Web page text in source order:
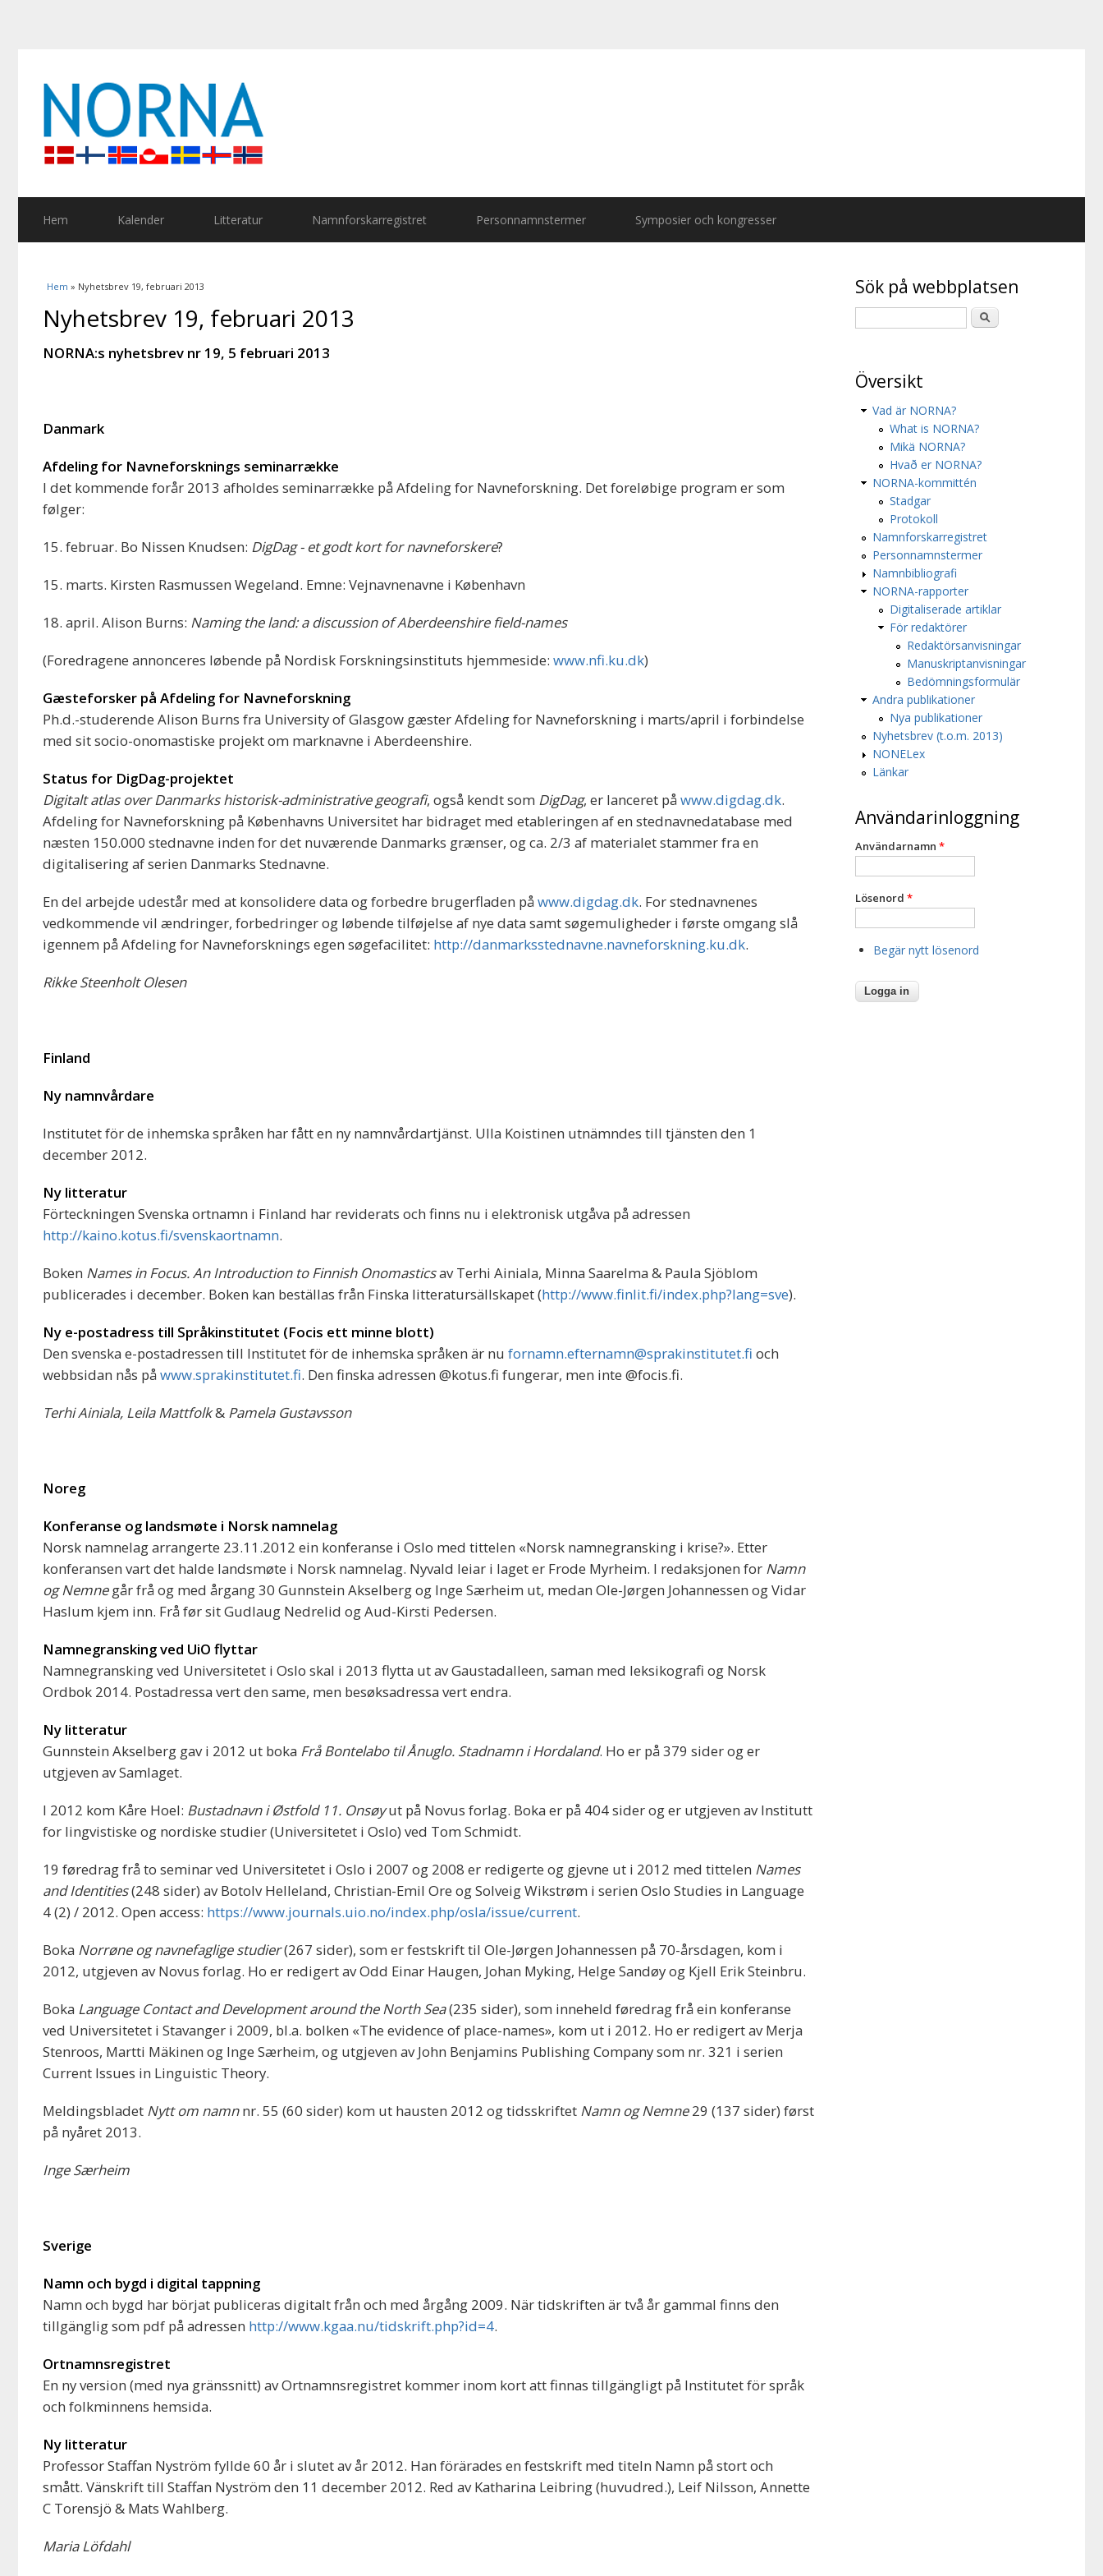
Hem Kalender Litteratur Namnforskarregistret Personnamnstermer Symposier och kongresser
Du är här
Hem » Nyhetsbrev 19, februari 2013
Nyhetsbrev 19, februari 2013
NORNA:s nyhetsbrev nr 19, 5 februari 2013
Danmark
Afdeling for Navneforsknings seminarrække
I det kommende forår 2013 afholdes seminarrække på Afdeling for Navneforskning. Det foreløbige program er som
følger:
15. februar. Bo Nissen Knudsen: DigDag - et godt kort for navneforskere?
15. marts. Kirsten Rasmussen Wegeland. Emne: Vejnavnenavne i København
18. april. Alison Burns: Naming the land: a discussion of Aberdeenshire field-names
(Foredragene annonceres løbende på Nordisk Forskningsinstituts hjemmeside: www.nfi.ku.dk)
Gæsteforsker på Afdeling for Navneforskning
Ph.d.-studerende Alison Burns fra University of Glasgow gæster Afdeling for Navneforskning i marts/april i forbindelse
med sit socio-onomastiske projekt om marknavne i Aberdeenshire.
Status for DigDag-projektet
Digitalt atlas over Danmarks historisk-administrative geografi, også kendt som DigDag, er lanceret på www.digdag.dk.
Afdeling for Navneforskning på Københavns Universitet har bidraget med etableringen af en stednavnedatabase med
næsten 150.000 stednavne inden for det nuværende Danmarks grænser, og ca. 2/3 af materialet stammer fra en
digitalisering af serien Danmarks Stednavne.
En del arbejde udestår med at konsolidere data og forbedre brugerfladen på www.digdag.dk. For stednavnenes
vedkommende vil ændringer, forbedringer og løbende tilføjelse af nye data samt søgemuligheder i første omgang slå
igennem på Afdeling for Navneforsknings egen søgefacilitet: http://danmarksstednavne.navneforskning.ku.dk.
Rikke Steenholt Olesen
Finland
Ny namnvårdare
Institutet för de inhemska språken har fått en ny namnvårdartjänst. Ulla Koistinen utnämndes till tjänsten den 1
december 2012.
Ny litteratur
Förteckningen Svenska ortnamn i Finland har reviderats och finns nu i elektronisk utgåva på adressen
http://kaino.kotus.fi/svenskaortnamn.
Boken Names in Focus. An Introduction to Finnish Onomasticsav Terhi Ainiala, Minna Saarelma & Paula Sjöblom
publicerades i december. Boken kan beställas från Finska litteratursällskapet (http://www.finlit.fi/index.php?lang=sve).
Ny e-postadress till Språkinstitutet (Focis ett minne blott)
Den svenska e-postadressen till Institutet för de inhemska språken är nu fornamn.efternamn@sprakinstitutet.fi och
webbsidan nås på www.sprakinstitutet.fi. Den finska adressen @kotus.fi fungerar, men inte @focis.fi.
Terhi Ainiala, Leila Mattfolk& Pamela Gustavsson
Noreg
Konferanse og landsmøte i Norsk namnelag
Norsk namnelag arrangerte 23.11.2012 ein konferanse i Oslo med tittelen «Norsk namnegransking i krise?». Etter
konferansen vart det halde landsmøte i Norsk namnelag. Nyvald leiar i laget er Frode Myrheim. I redaksjonen for Namn
og Nemnegår frå og med årgang 30 Gunnstein Akselberg og Inge Særheim ut, medan Ole-Jørgen Johannessen og Vidar
Haslum kjem inn. Frå før sit Gudlaug Nedrelid og Aud-Kirsti Pedersen.
Namnegransking ved UiO flyttar
Namnegransking ved Universitetet i Oslo skal i 2013 flytta ut av Gaustadalleen, saman med leksikografi og Norsk
Ordbok 2014. Postadressa vert den same, men besøksadressa vert endra.
Ny litteratur
Gunnstein Akselberg gav i 2012 ut boka Frå Bontelabo til Ånuglo. Stadnamn i Hordaland. Ho er på 379 sider og er
utgjeven av Samlaget.
I 2012 kom Kåre Hoel: Bustadnavn i Østfold 11. Onsøyut på Novus forlag. Boka er på 404 sider og er utgjeven av Institutt
for lingvistiske og nordiske studier (Universitetet i Oslo) ved Tom Schmidt.
19 føredrag frå to seminar ved Universitetet i Oslo i 2007 og 2008 er redigerte og gjevne ut i 2012 med tittelen Names
and Identities(248 sider) av Botolv Helleland, Christian-Emil Ore og Solveig Wikstrøm i serien Oslo Studies in Language
4 (2) / 2012. Open access: https://www.journals.uio.no/index.php/osla/issue/current.
Boka Norrøne og navnefaglige studier(267 sider), som er festskrift til Ole-Jørgen Johannessen på 70-årsdagen, kom i
2012, utgjeven av Novus forlag. Ho er redigert av Odd Einar Haugen, Johan Myking, Helge Sandøy og Kjell Erik Steinbru.
Boka Language Contact and Development around the North Sea(235 sider), som inneheld føredrag frå ein konferanse
ved Universitetet i Stavanger i 2009, bl.a. bolken «The evidence of place-names», kom ut i 2012. Ho er redigert av Merja
Stenroos, Martti Mäkinen og Inge Særheim, og utgjeven av John Benjamins Publishing Company som nr. 321 i serien
Current Issues in Linguistic Theory.
Meldingsbladet Nytt om namnnr. 55 (60 sider) kom ut hausten 2012 og tidsskriftet Namn og Nemne29 (137 sider) først
på nyåret 2013.
Inge Særheim
Sverige
Namn och bygd i digital tappning
Namn och bygd har börjat publiceras digitalt från och med årgång 2009. När tidskriften är två år gammal finns den
tillgänglig som pdf på adressen http://www.kgaa.nu/tidskrift.php?id=4.
Ortnamnsregistret
En ‪ny version (med nya gränssnitt) av Ortnamnsregistret kommer inom kort att finnas tillgängligt på Institutet för språk
och folkminnens hemsida.
Ny litteratur
Professor Staffan Nyström fyllde 60 år i slutet av år 2012. Han förärades en festskrift med titeln Namn på stort och
smått. Vänskrift till Staffan Nyström den 11 december 2012. Red av Katharina Leibring (huvudred.), Leif Nilsson, Annette
C Torensjö & Mats Wahlberg.
Maria Löfdahl
Sök på webbplatsen
Översikt
Vad är NORNA?
What is NORNA?
Mikä NORNA?
Hvað er NORNA?
NORNA-kommittén
Stadgar
Protokoll
Namnforskarregistret
Personnamnstermer
Namnbibliografi
NORNA-rapporter
Digitaliserade artiklar
För redaktörer
Redaktörsanvisningar
Manuskriptanvisningar
Bedömningsformulär
Andra publikationer
Nya publikationer
Nyhetsbrev (t.o.m. 2013)
NONELex
Länkar
Användarinloggning
Användarnamn *
Lösenord *
Begär nytt lösenord